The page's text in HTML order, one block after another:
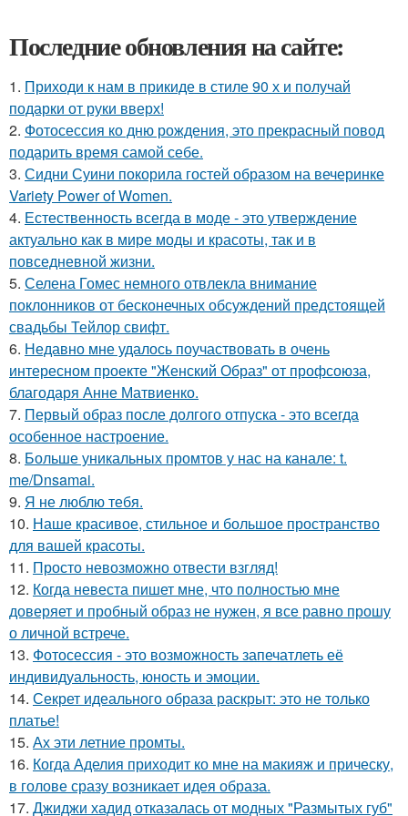
Последние обновления на сайте:
1. Приходи к нам в прикиде в стиле 90 х и получай
подарки от руки вверх!
2. Фотосессия ко дню рождения, это прекрасный повод
подарить время самой себе.
3. Сидни Суини покорила гостей образом на вечеринке
Variety Power of Women.
4. Естественность всегда в моде - это утверждение
актуально как в мире моды и красоты, так и в
повседневной жизни.
5. Селена Гомес немного отвлекла внимание
поклонников от бесконечных обсуждений предстоящей
свадьбы Тейлор свифт.
6. Недавно мне удалось поучаствовать в очень
интересном проекте "Женский Образ" от профсоюза,
благодаря Анне Матвиенко.
7. Первый образ после долгого отпуска - это всегда
особенное настроение.
8. Больше уникальных промтов у нас на канале: t.
me/Dnsamai.
9. Я не люблю тебя.
10. Наше красивое, стильное и большое пространство
для вашей красоты.
11. Просто невозможно отвести взгляд!
12. Когда невеста пишет мне, что полностью мне
доверяет и пробный образ не нужен, я все равно прошу
о личной встрече.
13. Фотосессия - это возможность запечатлеть её
индивидуальность, юность и эмоции.
14. Секрет идеального образа раскрыт: это не только
платье!
15. Ах эти летние промты.
16. Когда Аделия приходит ко мне на макияж и прическу,
в голове сразу возникает идея образа.
17. Джиджи хадид отказалась от модных "Размытых губ"